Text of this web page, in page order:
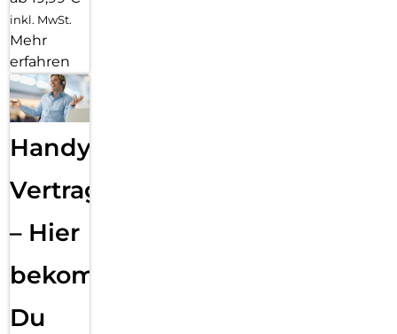
inkl. MwSt.
Mehr
erfahren
Handy
Vertragsabwicklung
– Hier
bekommst
Du